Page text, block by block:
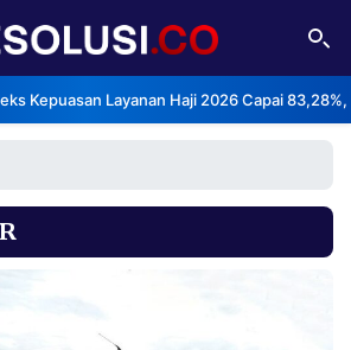
Kepuasan Layanan Haji 2026 Capai 83,28%,
TENTANG
IKLAN